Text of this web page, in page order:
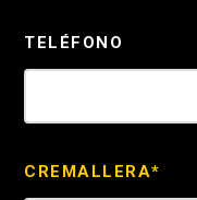
TELÉFONO
CREMALLERA*